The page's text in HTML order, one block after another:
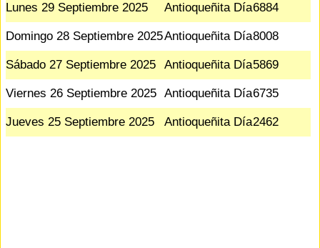
Lunes 29 Septiembre 2025 Antioqueñita Día6884
Domingo 28 Septiembre 2025Antioqueñita Día8008
Sábado 27 Septiembre 2025 Antioqueñita Día5869
Viernes 26 Septiembre 2025 Antioqueñita Día6735
Jueves 25 Septiembre 2025 Antioqueñita Día2462